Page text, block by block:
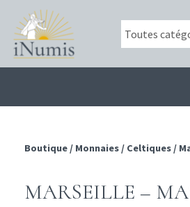
Boutique / Monnaies / Celtiques /
MARSEILLE –